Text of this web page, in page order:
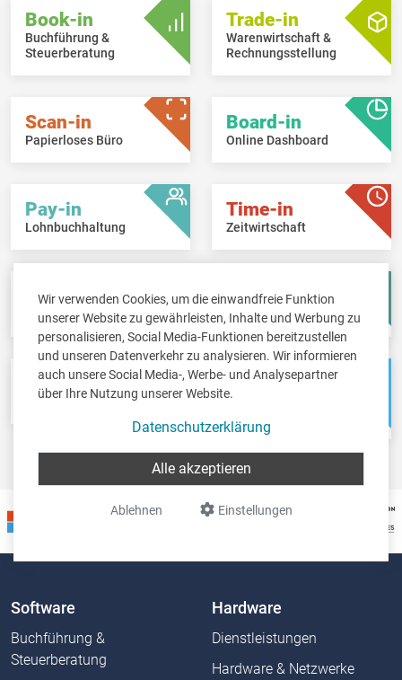
Wir verwenden Cookies, um die einwandfreie Funktion
unserer Website zu gewährleisten, Inhalte und Werbung zu
personalisieren, Social Media-Funktionen bereitzustellen
und unseren Datenverkehr zu analysieren. Wir informieren
auch unsere Social Media-, Werbe- und Analysepartner
über Ihre Nutzung unserer Website.
Datenschutzerklärung
Einstellungen
Ablehnen
Alle akzeptieren
Book-in
Buchführung &
Steuerberatung
Trade-in
Warenwirtschaft &
Rechnungsstellung
Scan-in
Papierloses Büro
Board-in
Online Dashboard
Pay-in
Lohnbuchhaltung
Time-in
Zeitwirtschaft
Fisc-in
Steuererklärungen
Account-in
Jahresabschlüsse
Pos-in
Kassensystem
Net-in
Webshops &
Software
Buchführung &
Steuerberatung
Hardware
Dienstleistungen
Hardware & Netzwerke